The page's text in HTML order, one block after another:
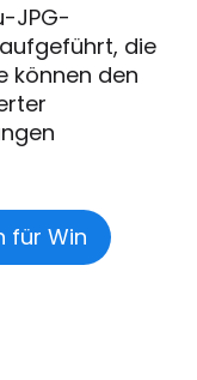
JPG-
die
können den
für Win